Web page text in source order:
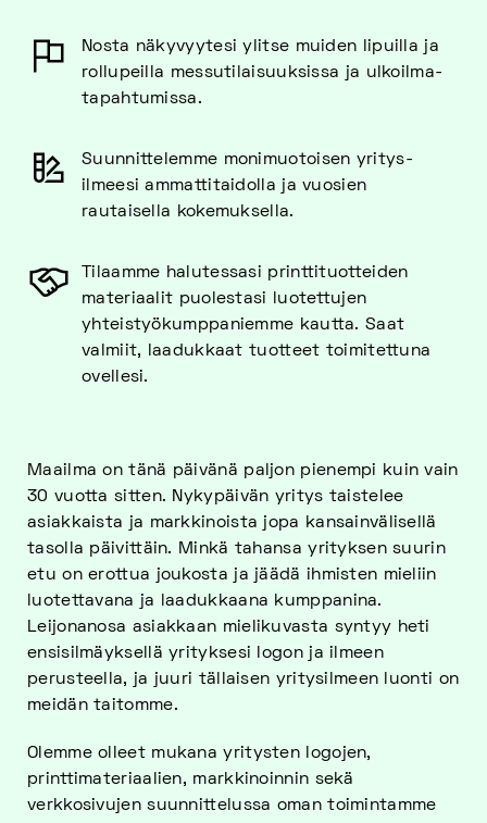
Nosta näkyvyytesi ylitse muiden lipuilla ja
rollupeilla messu­tilaisuuk­sissa ja ulko­ilma­
tapahtumissa.
Suunnittelemme moni­muotoisen yritys­
ilmeesi ammatti­taidolla ja vuosien
rautaisella kokemuksella.
Tilaamme halutessasi printti­tuotteiden
materiaalit puolestasi luotettujen
yhteistyö­kumppaniemme kautta. Saat
valmiit, laadukkaat tuotteet toimitettuna
ovellesi.
Maailma on tänä päivänä paljon pienempi kuin vain
30 vuotta sitten. Nykypäivän yritys taistelee
asiakkaista ja markkinoista jopa kansainvälisellä
tasolla päivittäin. Minkä tahansa yrityksen suurin
etu on erottua joukosta ja jäädä ihmisten mieliin
luotettavana ja laadukkaana kumppanina.
Leijonanosa asiakkaan mielikuvasta syntyy heti
ensisilmäyksellä yrityksesi logon ja ilmeen
perusteella, ja juuri tällaisen yritysilmeen luonti on
meidän taitomme.
Olemme olleet mukana yritysten logojen,
printtimateriaalien, markkinoinnin sekä
verkkosivujen suunnittelussa oman toimintamme